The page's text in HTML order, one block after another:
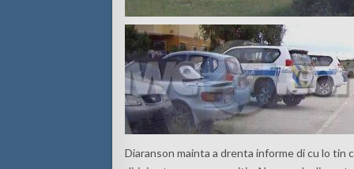
Diaranson mainta a drenta informe di cu lo tin